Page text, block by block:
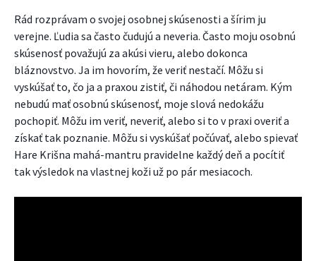
Rád rozprávam o svojej osobnej skúsenosti a šírim ju
verejne. Ľudia sa často čudujú a neveria. Často moju osobnú
skúsenosť považujú za akúsi vieru, alebo dokonca
bláznovstvo. Ja im hovorím, že veriť nestačí. Môžu si
vyskúšať to, čo ja a praxou zistiť, či náhodou netáram. Kým
nebudú mať osobnú skúsenosť, moje slová nedokážu
pochopiť. Môžu im veriť, neveriť, alebo si to v praxi overiť a
získať tak poznanie. Môžu si vyskúšať počúvať, alebo spievať
Hare Krišna mahá-mantru pravidelne každý deň a pocítiť
tak výsledok na vlastnej koži už po pár mesiacoch.